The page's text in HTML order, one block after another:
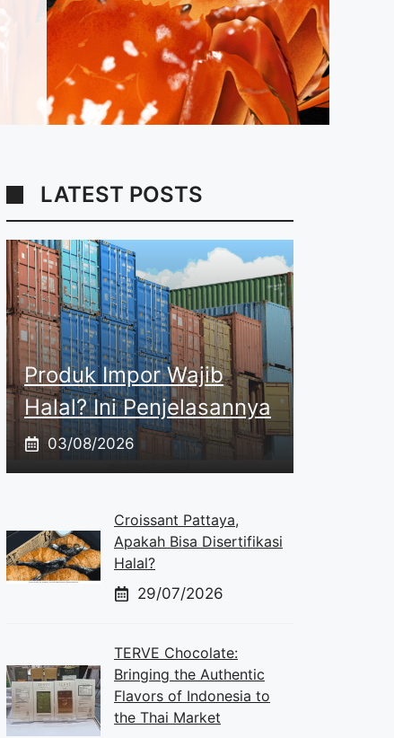
LATEST POSTS
Produk Impor Wajib
Halal? Ini Penjelasannya
03/08/2026
Croissant Pattaya,
Apakah Bisa Disertifikasi
Halal?
29/07/2026
TERVE Chocolate:
Bringing the Authentic
Flavors of Indonesia to
the Thai Market